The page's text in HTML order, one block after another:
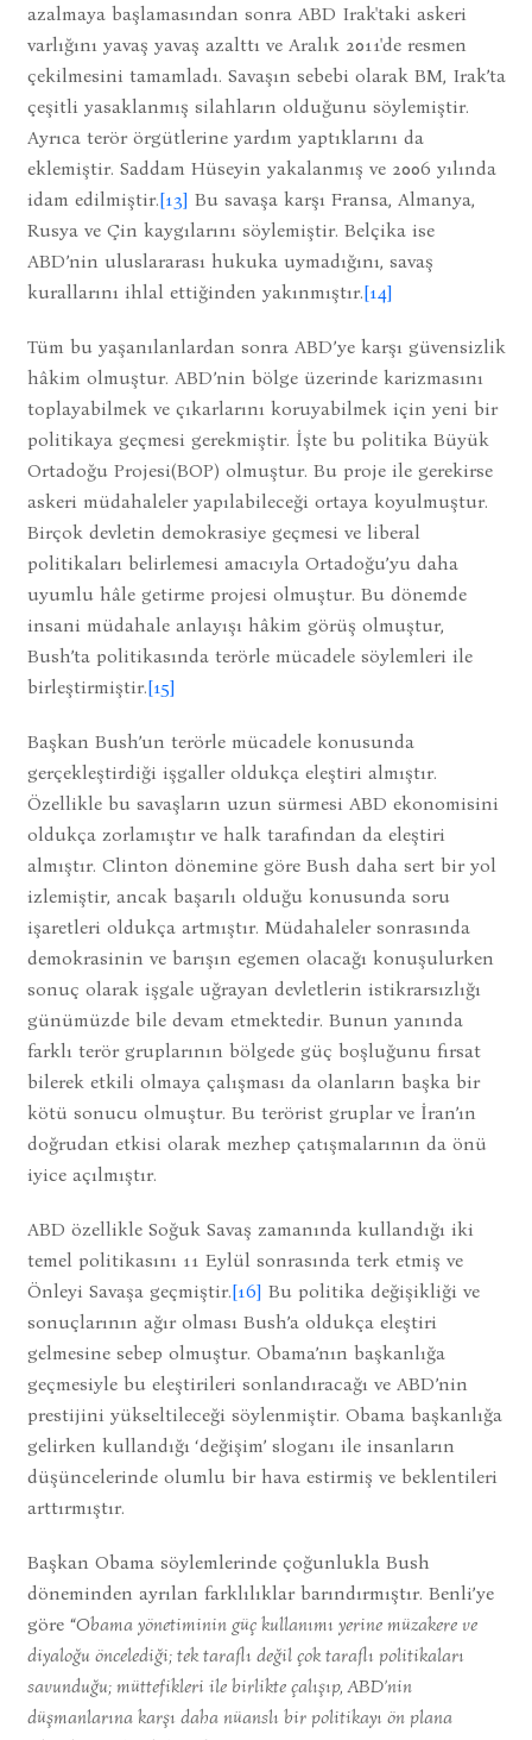
azalmaya başlamasından sonra ABD Irak'taki askeri
varlığını yavaş yavaş azalttı ve Aralık 2011'de resmen
çekilmesini tamamladı. Savaşın sebebi olarak BM, Irak’ta
çeşitli yasaklanmış silahların olduğunu söylemiştir.
Ayrıca terör örgütlerine yardım yaptıklarını da
eklemiştir. Saddam Hüseyin yakalanmış ve 2006 yılında
idam edilmiştir.[13] Bu savaşa karşı Fransa, Almanya,
Rusya ve Çin kaygılarını söylemiştir. Belçika ise
ABD’nin uluslararası hukuka uymadığını, savaş
kurallarını ihlal ettiğinden yakınmıştır.[14]
Tüm bu yaşanılanlardan sonra ABD’ye karşı güvensizlik
hâkim olmuştur. ABD’nin bölge üzerinde karizmasını
toplayabilmek ve çıkarlarını koruyabilmek için yeni bir
politikaya geçmesi gerekmiştir. İşte bu politika Büyük
Ortadoğu Projesi(BOP) olmuştur. Bu proje ile gerekirse
askeri müdahaleler yapılabileceği ortaya koyulmuştur.
Birçok devletin demokrasiye geçmesi ve liberal
politikaları belirlemesi amacıyla Ortadoğu’yu daha
uyumlu hâle getirme projesi olmuştur. Bu dönemde
insani müdahale anlayışı hâkim görüş olmuştur,
Bush’ta politikasında terörle mücadele söylemleri ile
birleştirmiştir.[15]
Başkan Bush’un terörle mücadele konusunda
gerçekleştirdiği işgaller oldukça eleştiri almıştır.
Özellikle bu savaşların uzun sürmesi ABD ekonomisini
oldukça zorlamıştır ve halk tarafından da eleştiri
almıştır. Clinton dönemine göre Bush daha sert bir yol
izlemiştir, ancak başarılı olduğu konusunda soru
işaretleri oldukça artmıştır. Müdahaleler sonrasında
demokrasinin ve barışın egemen olacağı konuşulurken
sonuç olarak işgale uğrayan devletlerin istikrarsızlığı
günümüzde bile devam etmektedir. Bunun yanında
farklı terör gruplarının bölgede güç boşluğunu fırsat
bilerek etkili olmaya çalışması da olanların başka bir
kötü sonucu olmuştur. Bu terörist gruplar ve İran’ın
doğrudan etkisi olarak mezhep çatışmalarının da önü
iyice açılmıştır.
ABD özellikle Soğuk Savaş zamanında kullandığı iki
temel politikasını 11 Eylül sonrasında terk etmiş ve
Önleyi Savaşa geçmiştir.[16] Bu politika değişikliği ve
sonuçlarının ağır olması Bush’a oldukça eleştiri
gelmesine sebep olmuştur. Obama’nın başkanlığa
geçmesiyle bu eleştirileri sonlandıracağı ve ABD’nin
prestijini yükseltileceği söylenmiştir. Obama başkanlığa
gelirken kullandığı ‘değişim’ sloganı ile insanların
düşüncelerinde olumlu bir hava estirmiş ve beklentileri
arttırmıştır.
Başkan Obama söylemlerinde çoğunlukla Bush
döneminden ayrılan farklılıklar barındırmıştır. Benli’ye
göre “Obama yönetiminin güç kullanımı yerine müzakere ve
diyaloğu öncelediği; tek taraflı değil çok taraflı politikaları
savunduğu; müttefikleri ile birlikte çalışıp, ABD’nin
düşmanlarına karşı daha nüanslı bir politikayı ön plana